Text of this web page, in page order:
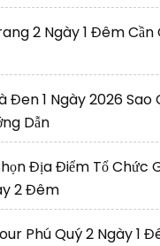
2 Ngày 1 Đêm Cần
Đen 1 Ngày 2026 Sao
Dẫn
Địa Điểm Tổ Chức
2 Đêm
Phú Quý 2 Ngày 1